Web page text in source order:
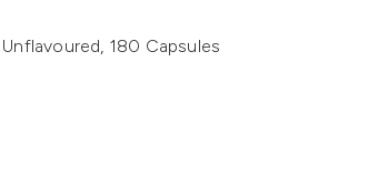
180 Capsules